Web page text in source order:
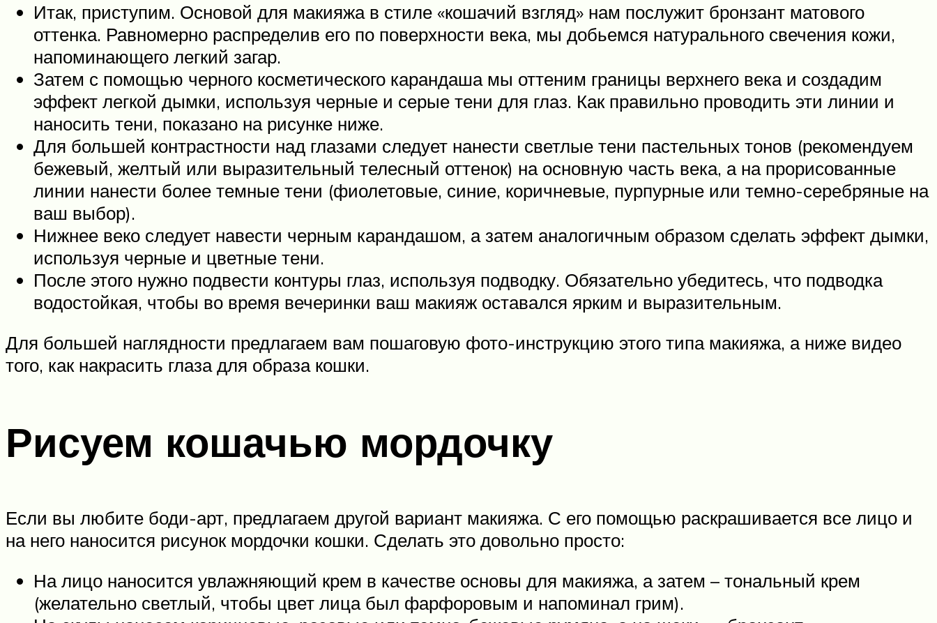
Итак, приступим. Основой для макияжа в стиле «кошачий взгляд» нам послужит бронзант матового
оттенка. Равномерно распределив его по поверхности века, мы добьемся натурального свечения кожи,
напоминающего легкий загар.
Затем с помощью черного косметического карандаша мы оттеним границы верхнего века и создадим
эффект легкой дымки, используя черные и серые тени для глаз. Как правильно проводить эти линии и
наносить тени, показано на рисунке ниже.
Для большей контрастности над глазами следует нанести светлые тени пастельных тонов (рекомендуем
бежевый, желтый или выразительный телесный оттенок) на основную часть века, а на прорисованные
линии нанести более темные тени (фиолетовые, синие, коричневые, пурпурные или темно-серебряные на
ваш выбор).
Нижнее веко следует навести черным карандашом, а затем аналогичным образом сделать эффект дымки,
используя черные и цветные тени.
После этого нужно подвести контуры глаз, используя подводку. Обязательно убедитесь, что подводка
водостойкая, чтобы во время вечеринки ваш макияж оставался ярким и выразительным.
Для большей наглядности предлагаем вам пошаговую фото-инструкцию этого типа макияжа, а ниже видео
того, как накрасить глаза для образа кошки.
Рисуем кошачью мордочку
Если вы любите боди-арт, предлагаем другой вариант макияжа. С его помощью раскрашивается все лицо и
на него наносится рисунок мордочки кошки. Сделать это довольно просто:
На лицо наносится увлажняющий крем в качестве основы для макияжа, а затем – тональный крем
(желательно светлый, чтобы цвет лица был фарфоровым и напоминал грим).